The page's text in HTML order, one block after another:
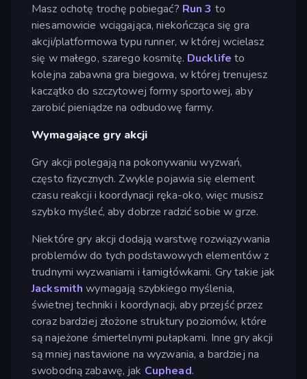
Masz ochotę trochę pobiegać? Run 3 to
niesamowicie wciągająca, niekończąca się gra
akcji/platformowa typu runner, w której wcielasz
się w małego, szarego kosmitę. Ducklife to
kolejna zabawna gra biegowa, w której trenujesz
kaczątko do szczytowej formy sportowej, aby
zarobić pieniądze na odbudowę farmy.
Wymagające gry akcji
Gry akcji polegają na pokonywaniu wyzwań,
często fizycznych. Zwykle pojawia się element
czasu reakcji i koordynacji ręka-oko, więc musisz
szybko myśleć, aby dobrze radzić sobie w grze.
Niektóre gry akcji dodają warstwę rozwiązywania
problemów do tych podstawowych elementów z
trudnymi wyzwaniami i łamigłówkami. Gry takie jak
Jacksmith wymagają szybkiego myślenia,
świetnej techniki i koordynacji, aby przejść przez
coraz bardziej złożone struktury poziomów, które
są najeżone śmiertelnymi pułapkami. Inne gry akcji
są mniej nastawione na wyzwania, a bardziej na
swobodną zabawę, jak Cuphead.